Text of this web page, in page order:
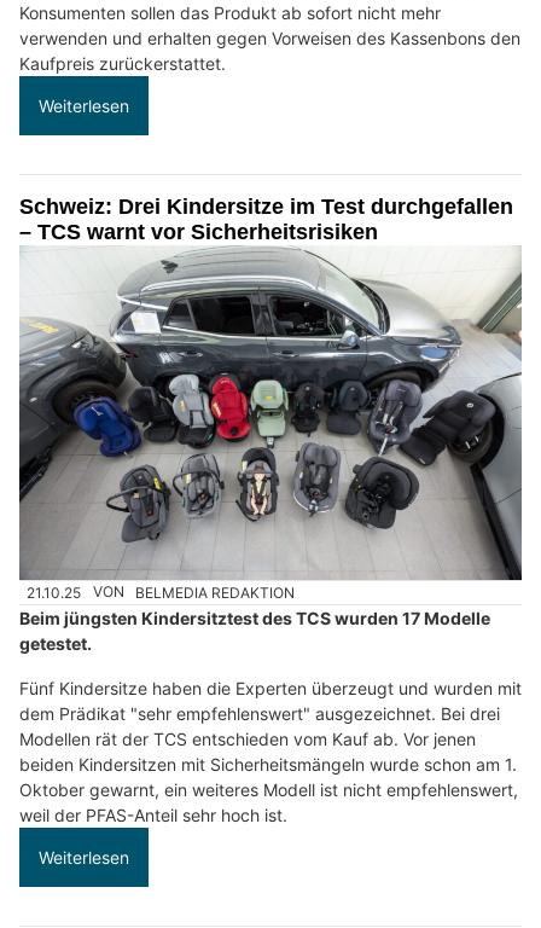
Konsumenten sollen das Produkt ab sofort nicht mehr
verwenden und erhalten gegen Vorweisen des Kassenbons den
Kaufpreis zurückerstattet.
Weiterlesen
Schweiz: Drei Kindersitze im Test durchgefallen
– TCS warnt vor Sicherheitsrisiken
21.10.25 VON BELMEDIA REDAKTION
Beim jüngsten Kindersitztest des TCS wurden 17 Modelle
getestet.
Fünf Kindersitze haben die Experten überzeugt und wurden mit
dem Prädikat "sehr empfehlenswert" ausgezeichnet. Bei drei
Modellen rät der TCS entschieden vom Kauf ab. Vor jenen
beiden Kindersitzen mit Sicherheitsmängeln wurde schon am 1.
Oktober gewarnt, ein weiteres Modell ist nicht empfehlenswert,
weil der PFAS-Anteil sehr hoch ist.
Weiterlesen